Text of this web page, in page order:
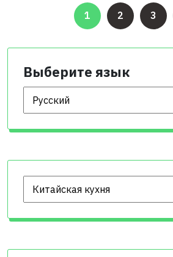
Пагинация
записей
1 2 3
Выберите язык
Выберите язык